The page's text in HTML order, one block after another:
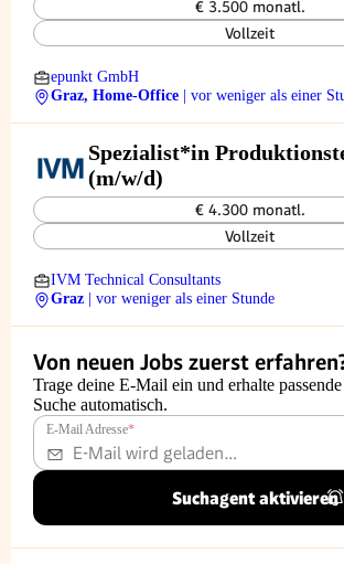
€ 3.500 monatl.
Vollzeit
epunkt GmbH
Graz, Home-Office
| vor weniger als einer
Spezialist*in
(m/w/d)
€ 4.300 monatl.
Vollzeit
IVM Technical Consultants
Graz
| vor weniger als einer Stunde
Von neuen Jobs zuerst
Trage deine E-Mail ein und erhalte
Suche automatisch.
E-Mail Adresse*
Suchagent aktivieren